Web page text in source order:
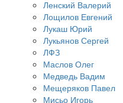
Ленский Валерий
Лощилов Евгений
Лукаш Юрий
Лукьянов Сергей
ЛФЗ
Маслов Олег
Медведь Вадим
Мещеряков Павел
Мисьо Игорь